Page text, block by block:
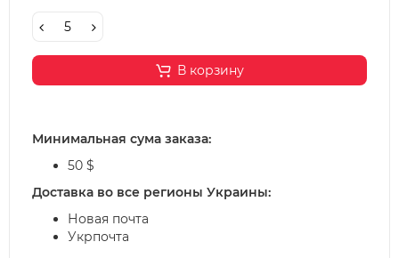
В корзину
Минимальная сума заказа:
50 $
Доставка во все регионы Украины:
Новая почта
Укрпочта